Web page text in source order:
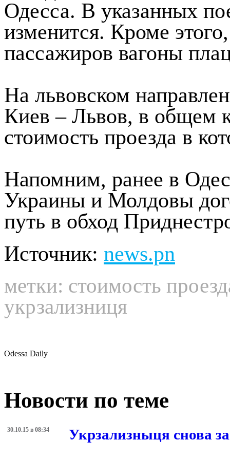
Одесса. В указанных
изменится. Кроме
пассажиров вагоны
На львовском
Киев – Львов, в общем
стоимость проезда в
Напомним, ранее в
Украины и Молдовы
путь в обход
Источник: news.pn
метки: стоимость
укрзализниця
Новости по теме
Укрзализныця снова